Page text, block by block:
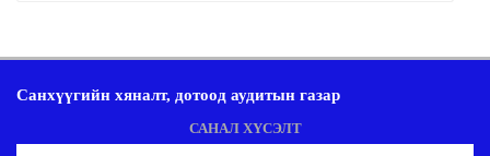
Санхүүгийн хяналт, дотоод аудитын газар
САНАЛ ХҮСЭЛТ